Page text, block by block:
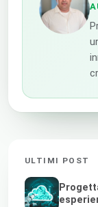
ULTIMI POST